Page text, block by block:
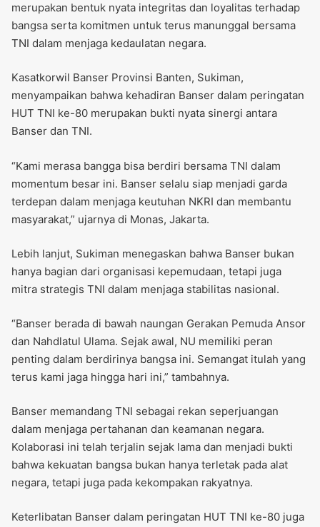
merupakan bentuk nyata integritas dan loyalitas terhadap
bangsa serta komitmen untuk terus manunggal bersama
TNI dalam menjaga kedaulatan negara.
Kasatkorwil Banser Provinsi Banten, Sukiman,
menyampaikan bahwa kehadiran Banser dalam peringatan
HUT TNI ke-80 merupakan bukti nyata sinergi antara
Banser dan TNI.
“Kami merasa bangga bisa berdiri bersama TNI dalam
momentum besar ini. Banser selalu siap menjadi garda
terdepan dalam menjaga keutuhan NKRI dan membantu
masyarakat,” ujarnya di Monas, Jakarta.
Lebih lanjut, Sukiman menegaskan bahwa Banser bukan
hanya bagian dari organisasi kepemudaan, tetapi juga
mitra strategis TNI dalam menjaga stabilitas nasional.
“Banser berada di bawah naungan Gerakan Pemuda Ansor
dan Nahdlatul Ulama. Sejak awal, NU memiliki peran
penting dalam berdirinya bangsa ini. Semangat itulah yang
terus kami jaga hingga hari ini,” tambahnya.
Banser memandang TNI sebagai rekan seperjuangan
dalam menjaga pertahanan dan keamanan negara.
Kolaborasi ini telah terjalin sejak lama dan menjadi bukti
bahwa kekuatan bangsa bukan hanya terletak pada alat
negara, tetapi juga pada kekompakan rakyatnya.
Keterlibatan Banser dalam peringatan HUT TNI ke-80 juga